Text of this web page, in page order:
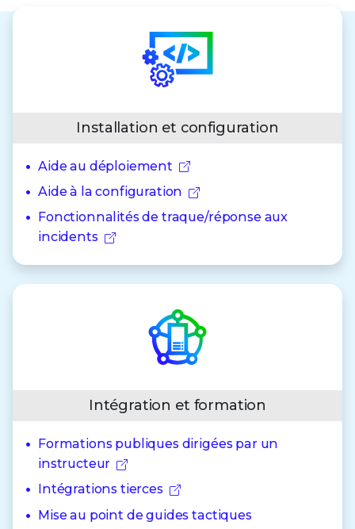
Installation et configuration
Aide au déploiement
Aide à la configuration
Fonctionnalités de traque/réponse aux
incidents
Intégration et formation
Formations publiques dirigées par un
instructeur
Intégrations tierces
Mise au point de guides tactiques